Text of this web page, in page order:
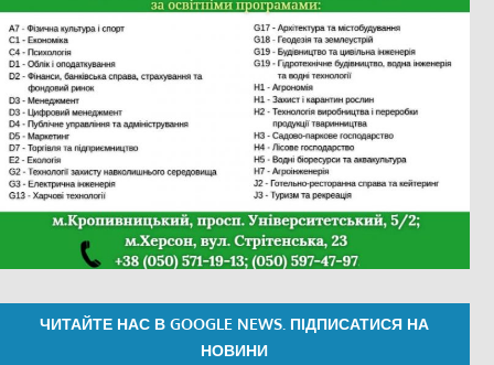
ЧИТАЙТЕ НАС В GOOGLE NEWS. ПІДПИСАТИСЯ НА
НОВИНИ